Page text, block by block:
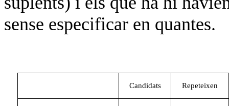
sense especificar en quantes.
Candidats Repeteixen